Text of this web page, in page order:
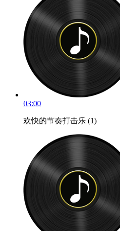
03:00
欢快的节奏打击乐 (1)